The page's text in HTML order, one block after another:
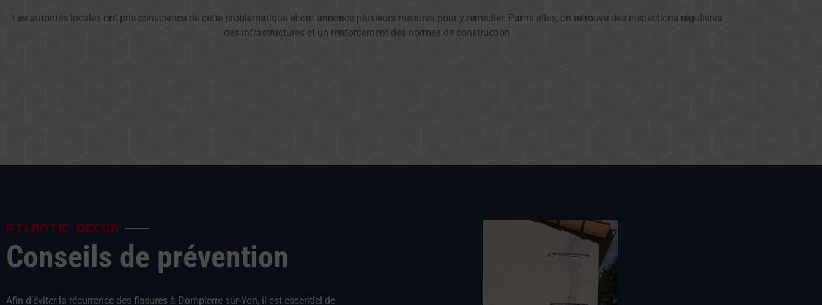
Les autorités locales ont pris conscience de cette problématique et ont annoncé plusieurs mesures pour y remédier. Parmi elles, on retrouve des inspections régulières
des infrastructures et un renforcement des normes de construction
ATLANTIC DECOR
Conseils de prévention
Afin d’éviter la récurrence des fissures à Dompierre-sur-Yon, il est essentiel de